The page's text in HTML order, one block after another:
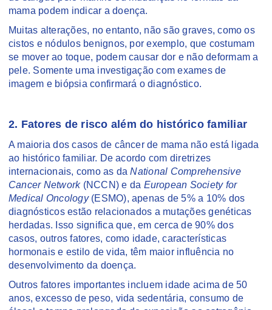
mama podem indicar a doença.
Muitas alterações, no entanto, não são graves, como os
cistos e nódulos benignos, por exemplo, que costumam
se mover ao toque, podem causar dor e não deformam a
pele. Somente uma investigação com exames de
imagem e biópsia confirmará o diagnóstico.
2. Fatores de risco além do histórico familiar
A maioria dos casos de câncer de mama não está ligada
ao histórico familiar. De acordo com diretrizes
internacionais, como as daNational Comprehensive
Cancer Network(NCCN) e da European Society for
Medical Oncology(ESMO), apenas de 5% a 10% dos
diagnósticos estão relacionados a mutações genéticas
herdadas. Isso significa que, em cerca de 90% dos
casos, outros fatores, como idade, características
hormonais e estilo de vida, têm maior influência no
desenvolvimento da doença.
Outros fatores importantes incluem idade acima de 50
anos, excesso de peso, vida sedentária, consumo de